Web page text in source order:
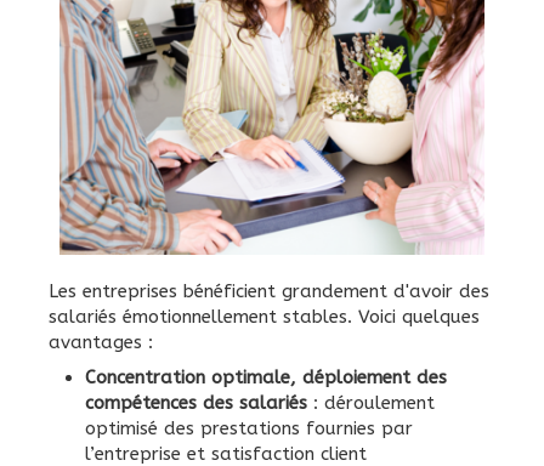
Les entreprises bénéficient grandement d'avoir des
salariés émotionnellement stables. Voici quelques
avantages :
Concentration optimale, déploiement des
compétences des salariés : déroulement
optimisé des prestations fournies par
l’entreprise et satisfaction client